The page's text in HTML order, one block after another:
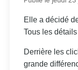
Elle a décidé
Tous les
Derrière les
grande